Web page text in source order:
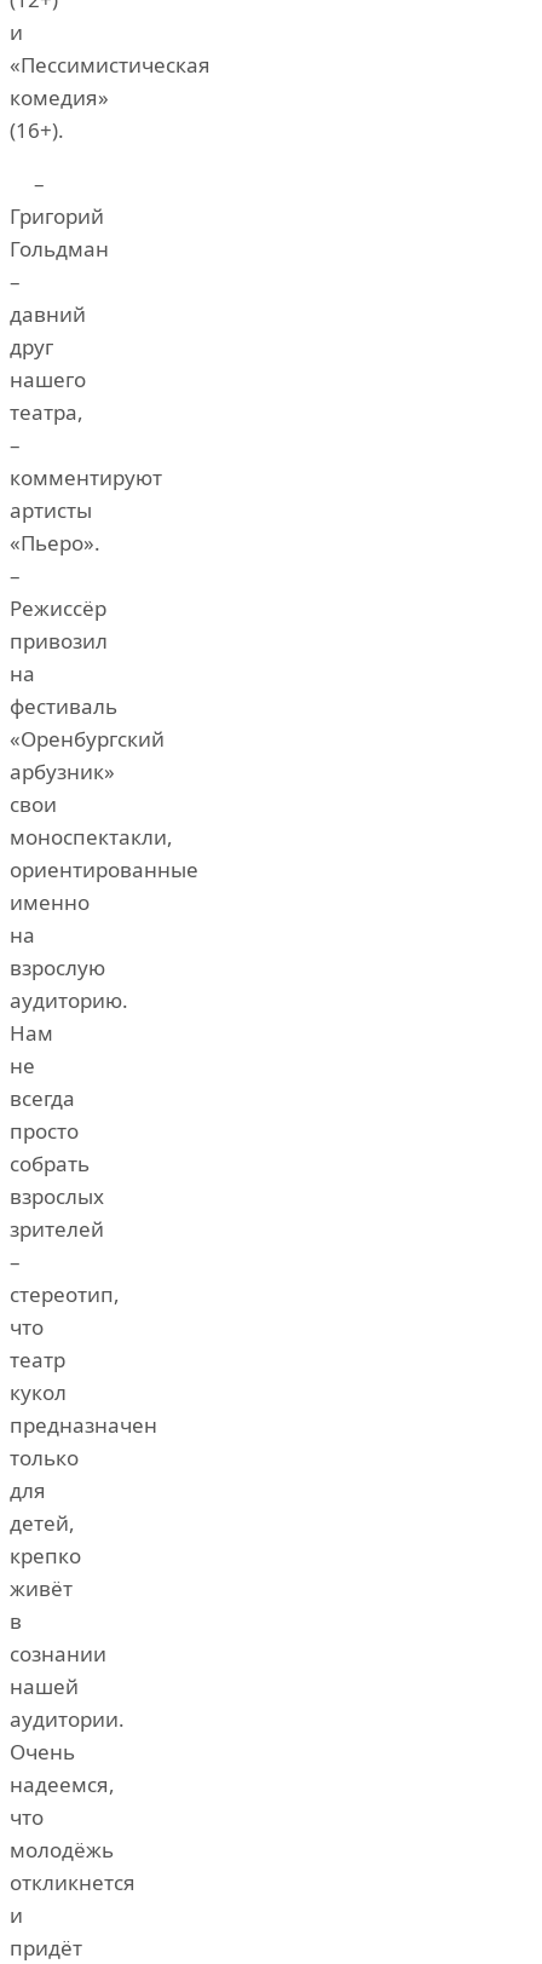
и
«Пессимистическая
комедия»
(16+).
–
Григорий
Гольдман
–
давний
друг
нашего
театра,
–
комментируют
артисты
«Пьеро».
–
Режиссёр
привозил
на
фестиваль
«Оренбургский
арбузник»
свои
моноспектакли,
ориентированные
именно
на
взрослую
аудиторию.
Нам
не
всегда
просто
собрать
взрослых
зрителей
–
стереотип,
что
театр
кукол
предназначен
только
для
детей,
крепко
живёт
в
сознании
нашей
аудитории.
Очень
надеемся,
что
молодёжь
откликнется
и
придёт